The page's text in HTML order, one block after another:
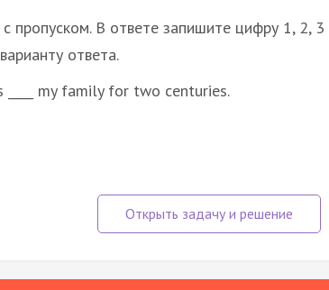
пропуском. В ответе запишите цифру 1, 2,
ответа.
____ my family for two centuries.